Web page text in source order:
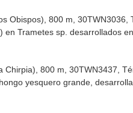
Obispos), 800 m, 30TWN3036,
en Trametes sp. desarrollados
Chirpia), 800 m, 30TWN3437,
yesquero grande,